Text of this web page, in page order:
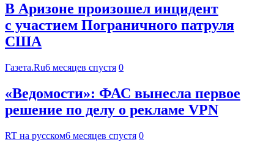
В Аризоне произошел инцидент
с участием Пограничного патруля
США
Газета.Ru6 месяцев спустя 0
«Ведомости»: ФАС вынесла первое
решение по делу о рекламе VPN
RT на русском6 месяцев спустя 0